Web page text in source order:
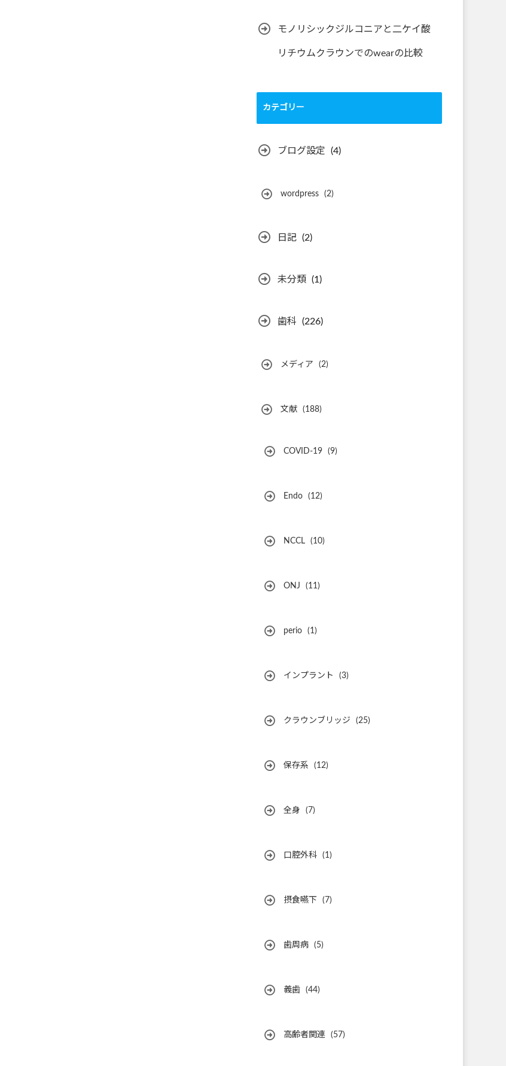
モノリシックジルコニアと二ケイ酸
リチウムクラウンでのwearの比較
カテゴリー
ブログ設定 (4)
wordpress (2)
日記 (2)
未分類 (1)
歯科 (226)
メディア (2)
文献 (188)
COVID-19 (9)
Endo (12)
NCCL (10)
ONJ (11)
perio (1)
インプラント (3)
クラウンブリッジ (25)
保存系 (12)
全身 (7)
口腔外科 (1)
摂食嚥下 (7)
歯周病 (5)
義歯 (44)
高齢者関連 (57)